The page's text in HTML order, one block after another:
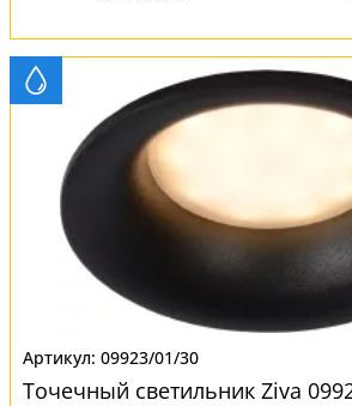
09923/01/30
Точечный светильник Ziva